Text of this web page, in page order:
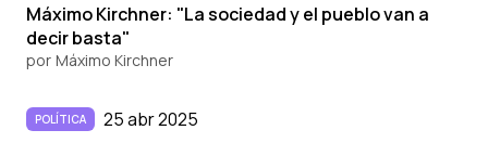
Máximo Kirchner: "La sociedad y el pueblo van a
decir basta"
por Máximo Kirchner
POLÍTICA 25 abr 2025